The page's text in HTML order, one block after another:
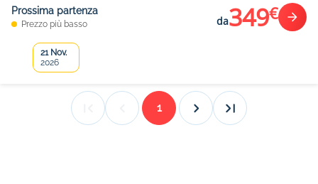
Prossima partenza
Prezzo più basso da349€
21 Nov.
2026
1